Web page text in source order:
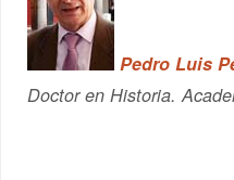
Pedro Luis
Doctor en Historia.